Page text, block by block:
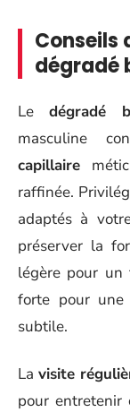
Conseils
dégradé
Le dégradé
masculine
capillaire
raffinée.
adaptés à
préserver la
légère pour
forte pour une
subtile.
Lavisite
pour entretenir